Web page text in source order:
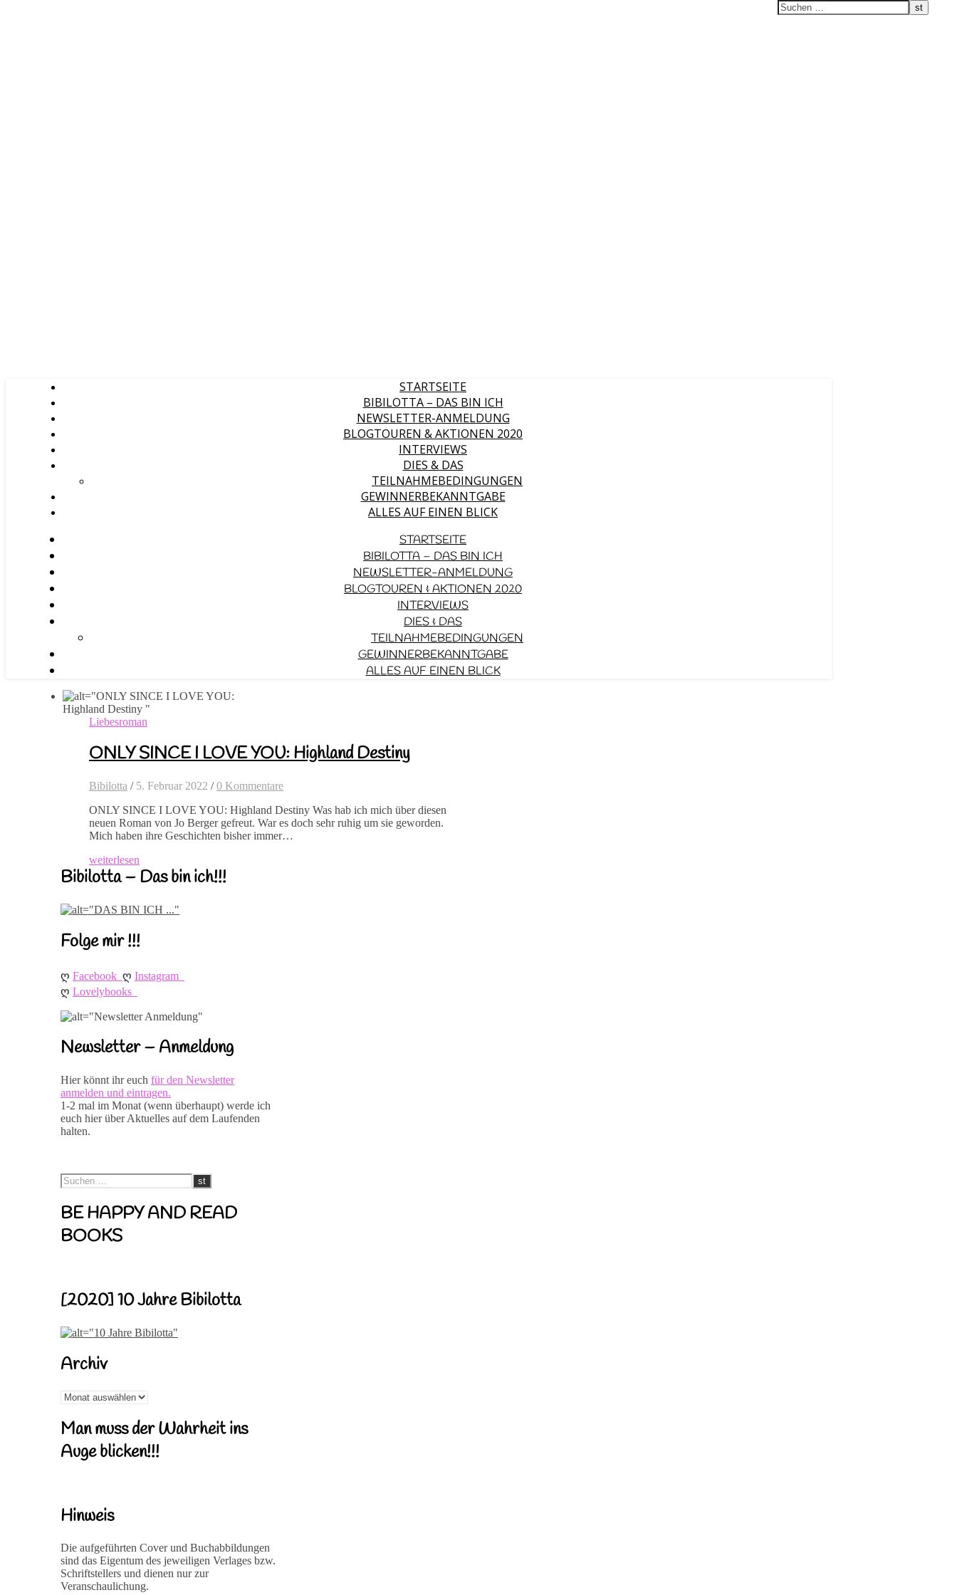
STARTSEITE
BIBILOTTA – DAS BIN ICH
NEWSLETTER-ANMELDUNG
BLOGTOUREN & AKTIONEN 2020
INTERVIEWS
DIES & DAS
TEILNAHMEBEDINGUNGEN
GEWINNERBEKANNTGABE
ALLES AUF EINEN BLICK
STARTSEITE
BIBILOTTA – DAS BIN ICH
NEWSLETTER-ANMELDUNG
BLOGTOUREN & AKTIONEN 2020
INTERVIEWS
DIES & DAS
TEILNAHMEBEDINGUNGEN
GEWINNERBEKANNTGABE
ALLES AUF EINEN BLICK
Liebesroman
ONLY SINCE I LOVE YOU: Highland Destiny
Bibilotta / 5. Februar 2022 / 0 Kommentare
ONLY SINCE I LOVE YOU: Highland Destiny Was hab ich mich über diesen
neuen Roman von Jo Berger gefreut. War es doch sehr ruhig um sie geworden.
Mich haben ihre Geschichten bisher immer…
weiterlesen
Bibilotta – Das bin ich!!!
Folge mir !!!
ღ Facebook ღ Instagram
ღ Lovelybooks
Newsletter – Anmeldung
Hier könnt ihr euch für den Newsletter
anmelden und eintragen.
1-2 mal im Monat (wenn überhaupt) werde ich
euch hier über Aktuelles auf dem Laufenden
halten.
BE HAPPY AND READ
BOOKS
[2020] 10 Jahre Bibilotta
Archiv
Archiv
Man muss der Wahrheit ins
Auge blicken!!!
Hinweis
Die aufgeführten Cover und Buchabbildungen
sind das Eigentum des jeweiligen Verlages bzw.
Schriftstellers und dienen nur zur
Veranschaulichung.